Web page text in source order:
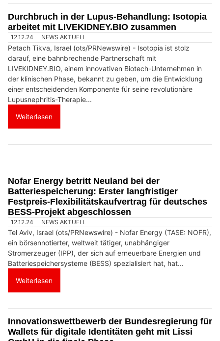
Durchbruch in der Lupus-Behandlung: Isotopia
arbeitet mit LIVEKIDNEY.BIO zusammen
12.12.24 NEWS AKTUELL
Petach Tikva, Israel (ots/PRNewswire) - Isotopia ist stolz
darauf, eine bahnbrechende Partnerschaft mit
LIVEKIDNEY.BIO, einem innovativen Biotech-Unternehmen in
der klinischen Phase, bekannt zu geben, um die Entwicklung
einer entscheidenden Komponente für seine revolutionäre
Lupusnephritis-Therapie...
Weiterlesen
Nofar Energy betritt Neuland bei der
Batteriespeicherung: Erster langfristiger
Festpreis-Flexibilitätskaufvertrag für deutsches
BESS-Projekt abgeschlossen
12.12.24 NEWS AKTUELL
Tel Aviv, Israel (ots/PRNewswire) - Nofar Energy (TASE: NOFR),
ein börsennotierter, weltweit tätiger, unabhängiger
Stromerzeuger (IPP), der sich auf erneuerbare Energien und
Batteriespeichersysteme (BESS) spezialisiert hat, hat...
Weiterlesen
Innovationswettbewerb der Bundesregierung für
Wallets für digitale Identitäten geht mit Lissi